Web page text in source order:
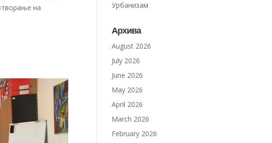
на
Урбанизам
Архива
August 2026
July 2026
June 2026
May 2026
April 2026
March 2026
February 2026